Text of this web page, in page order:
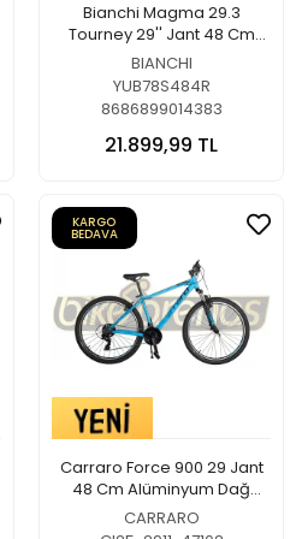
Bianchi Magma 29.3
Tourney 29'' Jant 48 Cm
Alüminyum Dağ Bisikleti Gri-
Kırmızı
BIANCHI
YUB78S484R
8686899014383
21.899,99 TL
KARGO
BEDAVA
Carraro Force 900 29 Jant
48 Cm Alüminyum Dağ
Bisikleti Mat Açık Mavi-
Siyah-Gümüş
CARRARO